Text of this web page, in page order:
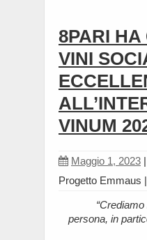
8PARI HA
VINI
VINUM
Maggio 1, 2023 |
Progetto Emmaus |
persona, in